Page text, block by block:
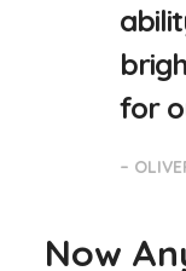
for
–
Now